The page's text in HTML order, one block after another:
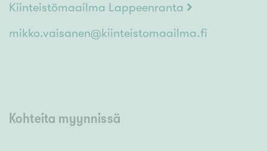
Kiinteistömaailma Lappeenranta
mikko.vaisanen@kiinteistomaailma.fi
Kohteita myynnissä